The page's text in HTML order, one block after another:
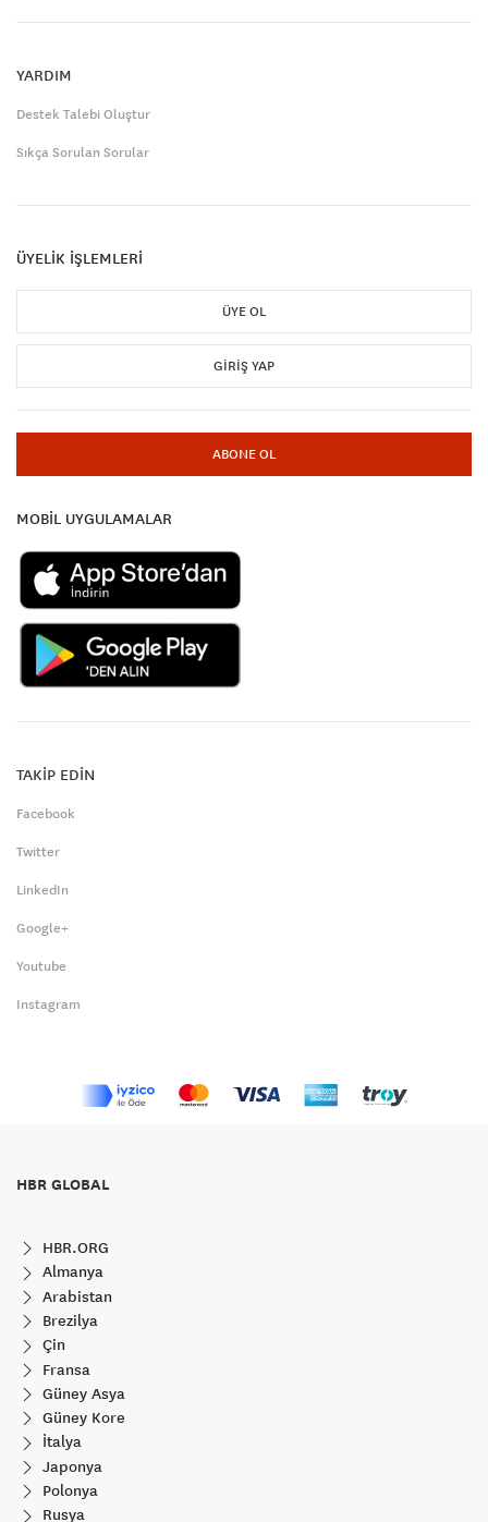
YARDIM
Destek Talebi Oluştur
Sıkça Sorulan Sorular
ÜYELİK İŞLEMLERİ
ÜYE OL
GIRIŞ YAP
ABONE OL
MOBİL UYGULAMALAR
TAKİP EDİN
Facebook
Twitter
LinkedIn
Google+
Youtube
Instagram
HBR GLOBAL
HBR.ORG
Almanya
Arabistan
Brezilya
Çin
Fransa
Güney Asya
Güney Kore
İtalya
Japonya
Polonya
Rusya